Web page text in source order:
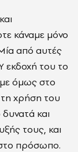
κάναμε μόνο
από αυτές
εκδοχή του το
όμως στο
χρήση του
και
τους, και
πρόσωπο.